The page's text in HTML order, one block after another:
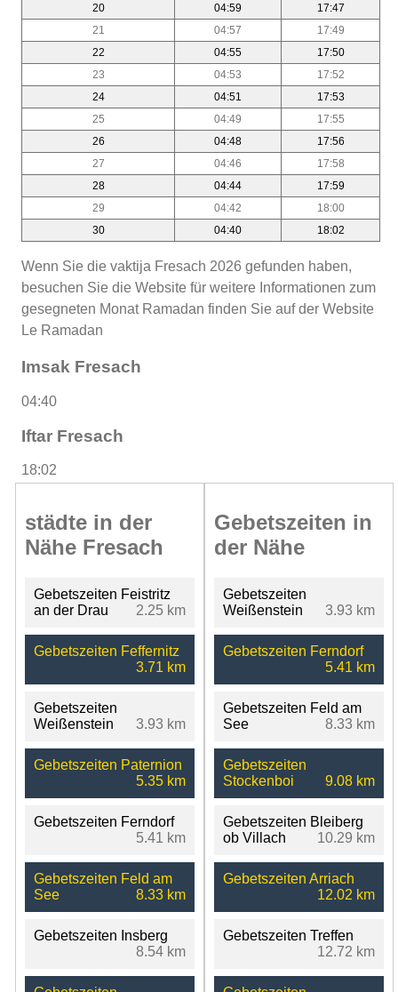
20
04:59
17:47
21
04:57
17:49
22
04:55
17:50
23
04:53
17:52
24
04:51
17:53
25
04:49
17:55
26
04:48
17:56
27
04:46
17:58
28
04:44
17:59
29
04:42
18:00
30
04:40 18:02
Wenn Sie die vaktija Fresach 2026 gefunden haben,
besuchen Sie die Website für weitere Informationen zum
gesegneten Monat Ramadan finden Sie auf der Website
Le Ramadan
Imsak Fresach
04:40
Iftar Fresach
18:02
städte in der
Nähe Fresach
Gebetszeiten Feistritz
an der Drau
2.25 km
Gebetszeiten Feffernitz
3.71 km
Gebetszeiten
Weißenstein
3.93 km
Gebetszeiten Paternion
5.35 km
Gebetszeiten Ferndorf
5.41 km
Gebetszeiten Feld am
See
8.33 km
Gebetszeiten Insberg
8.54 km
Gebetszeiten in
der Nähe
Gebetszeiten
Weißenstein
3.93 km
Gebetszeiten Ferndorf
5.41 km
Gebetszeiten Feld am
See
8.33 km
Gebetszeiten
Stockenboi
9.08 km
Gebetszeiten Bleiberg
ob Villach
10.29 km
Gebetszeiten Arriach
12.02 km
Gebetszeiten Treffen
12.72 km